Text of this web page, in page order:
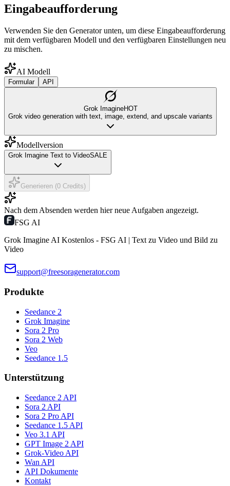
Eingabeaufforderung
Verwenden Sie den Generator unten, um diese Eingabeaufforderung
mit dem verfügbaren Modell und den verfügbaren Einstellungen neu
zu mischen.
AI Modell
Formular API
Grok ImagineHOT
Grok video generation with text, image, extend, and upscale variants
Modellversion
Grok Imagine Text to VideoSALE
Generieren (0 Credits)
Nach dem Absenden werden hier neue Aufgaben angezeigt.
FSG AI
Grok Imagine AI Kostenlos - FSG AI | Text zu Video und Bild zu
Video
support@freesoragenerator.com
Produkte
Seedance 2
Grok Imagine
Sora 2 Pro
Sora 2 Web
Veo
Seedance 1.5
Unterstützung
Seedance 2 API
Sora 2 API
Sora 2 Pro API
Seedance 1.5 API
Veo 3.1 API
GPT Image 2 API
Grok-Video API
Wan API
API Dokumente
Kontakt